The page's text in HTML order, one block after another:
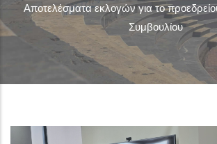
Αποτελέσματα εκλογών για το
Συμβουλίου